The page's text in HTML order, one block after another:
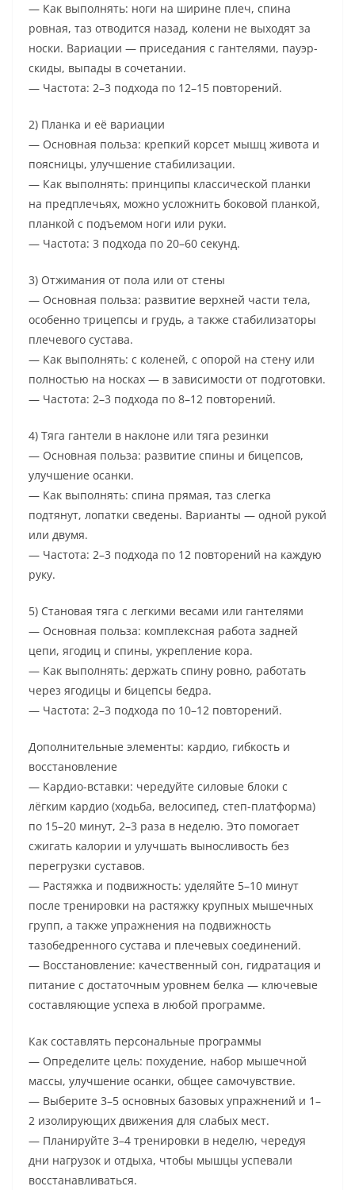
— Как выполнять: ноги на ширине плеч, спина
ровная, таз отводится назад, колени не выходят за
носки. Вариации — приседания с гантелями, пауэр-
скиды, выпады в сочетании.
— Частота: 2–3 подхода по 12–15 повторений.
2) Планка и её вариации
— Основная польза: крепкий корсет мышц живота и
поясницы, улучшение стабилизации.
— Как выполнять: принципы классической планки
на предплечьях, можно усложнить боковой планкой,
планкой с подъемом ноги или руки.
— Частота: 3 подхода по 20–60 секунд.
3) Отжимания от пола или от стены
— Основная польза: развитие верхней части тела,
особенно трицепсы и грудь, а также стабилизаторы
плечевого сустава.
— Как выполнять: с коленей, с опорой на стену или
полностью на носках — в зависимости от подготовки.
— Частота: 2–3 подхода по 8–12 повторений.
4) Тяга гантели в наклоне или тяга резинки
— Основная польза: развитие спины и бицепсов,
улучшение осанки.
— Как выполнять: спина прямая, таз слегка
подтянут, лопатки сведены. Варианты — одной рукой
или двумя.
— Частота: 2–3 подхода по 12 повторений на каждую
руку.
5) Становая тяга с легкими весами или гантелями
— Основная польза: комплексная работа задней
цепи, ягодиц и спины, укрепление кора.
— Как выполнять: держать спину ровно, работать
через ягодицы и бицепсы бедра.
— Частота: 2–3 подхода по 10–12 повторений.
Дополнительные элементы: кардио, гибкость и
восстановление
— Кардио-вставки: чередуйте силовые блоки с
лёгким кардио (ходьба, велосипед, степ-платформа)
по 15–20 минут, 2–3 раза в неделю. Это помогает
сжигать калории и улучшать выносливость без
перегрузки суставов.
— Растяжка и подвижность: уделяйте 5–10 минут
после тренировки на растяжку крупных мышечных
групп, а также упражнения на подвижность
тазобедренного сустава и плечевых соединений.
— Восстановление: качественный сон, гидратация и
питание с достаточным уровнем белка — ключевые
составляющие успеха в любой программе.
Как составлять персональные программы
— Определите цель: похудение, набор мышечной
массы, улучшение осанки, общее самочувствие.
— Выберите 3–5 основных базовых упражнений и 1–
2 изолирующих движения для слабых мест.
— Планируйте 3–4 тренировки в неделю, чередуя
дни нагрузок и отдыха, чтобы мышцы успевали
восстанавливаться.